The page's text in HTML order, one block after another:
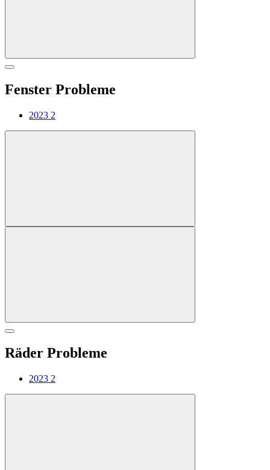
Fenster Probleme
2023 2
Räder Probleme
2023 2